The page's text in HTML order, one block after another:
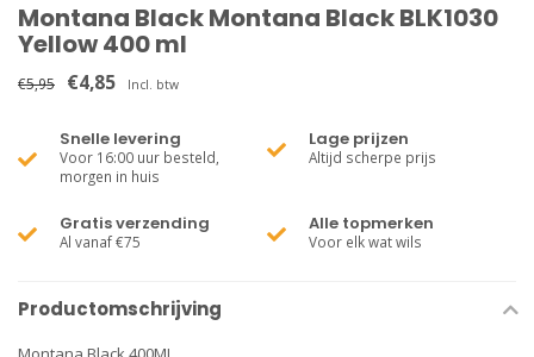
Montana Black Montana Black BLK1030
Yellow 400 ml
€5,95 €4,85 Incl. btw
Snelle levering
Voor 16:00 uur besteld,
morgen in huis
Lage prijzen
Altijd scherpe prijs
Gratis verzending
Al vanaf €75
Alle topmerken
Voor elk wat wils
Productomschrijving